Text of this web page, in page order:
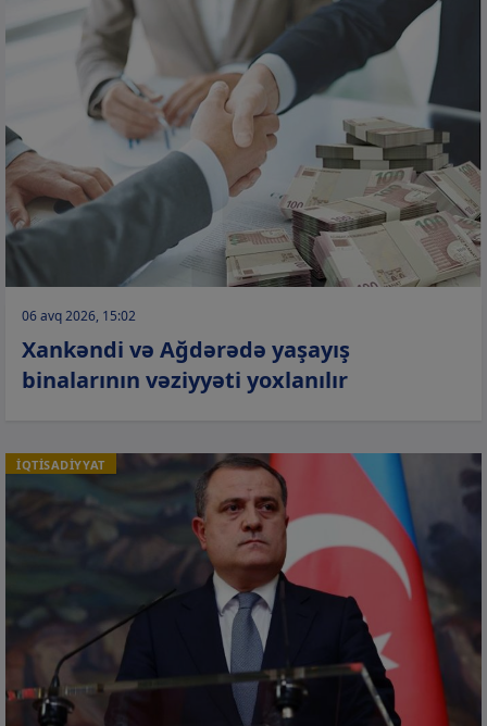
06 avq 2026, 15:02
Xankəndi və Ağdərədə yaşayış
binalarının vəziyyəti yoxlanılır
İQTİSADİYYAT